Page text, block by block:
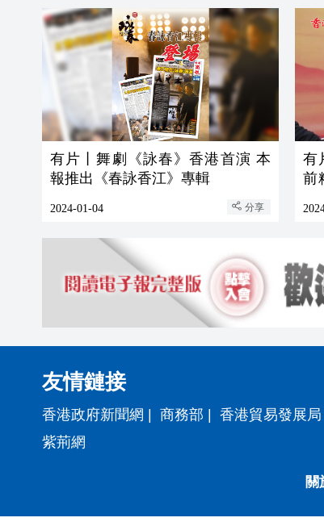
有片丨舞劇《詠春》香港首演 本
報推出《春詠香江》專輯
2024-01-04 分享
有
前
友情鏈接
香港政府新聞網 | 商務部 | 香港貿易發展局
紫荊網
關